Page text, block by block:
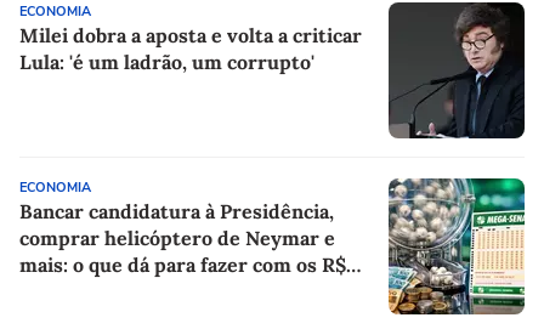
ECONOMIA
Milei dobra a aposta e volta a criticar
Lula: 'é um ladrão, um corrupto'
ECONOMIA
Bancar candidatura à Presidência,
comprar helicóptero de Neymar e
mais: o que dá para fazer com os R$